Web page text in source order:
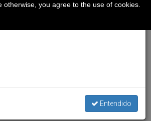
Entendido
otherwise, you agree to the use of cookies.